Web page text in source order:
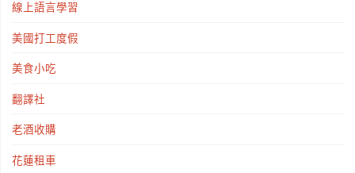
線上語言學習
美國打工度假
美食小吃
翻譯社
老酒收購
花蓮租車